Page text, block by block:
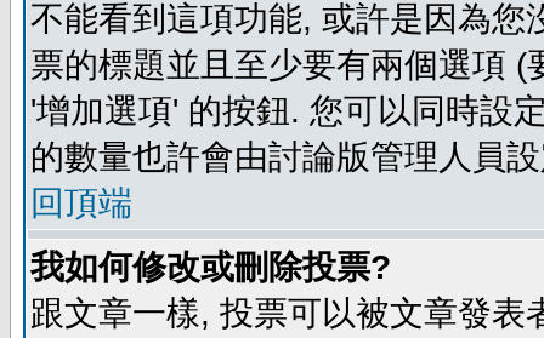
不能看到這項功能, 或許是因為
票的標題並且至少要有兩個選項
'增加選項' 的按鈕. 您可以同時設
的數量也許會由討論版管理人員
回頂端
我如何修改或刪除投票?
跟文章一樣, 投票可以被文章發